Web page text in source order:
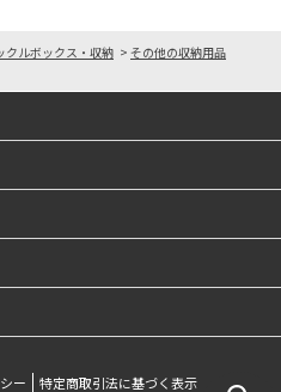
クルボックス・収納 > その他の収納用品
ー 特定商取引法に基づく表示